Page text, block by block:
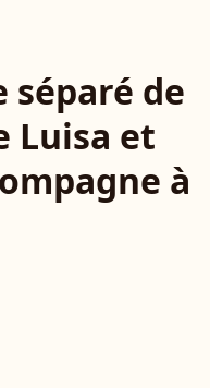
séparé de
Luisa et
à